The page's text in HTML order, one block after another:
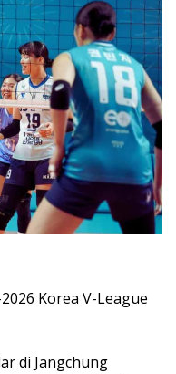
Korea V-League
di Jangchung